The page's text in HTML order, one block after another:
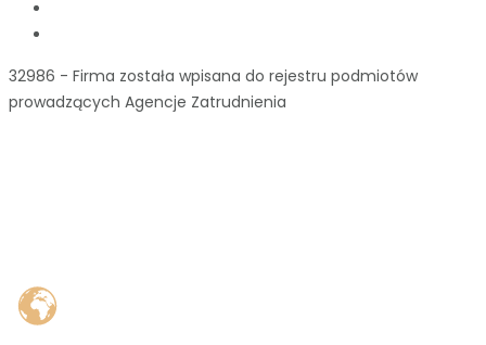
32986 - Firma została wpisana do rejestru podmiotów
prowadzących Agencje Zatrudnienia